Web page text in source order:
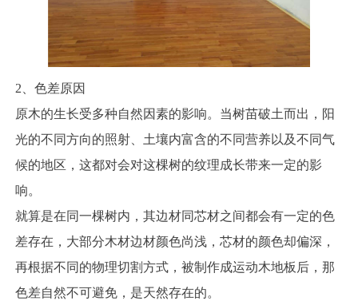
2、色差原因
原木的生长受多种自然因素的影响。当树苗破土而出，阳
光的不同方向的照射、土壤内富含的不同营养以及不同气
候的地区，这都对会对这棵树的纹理成长带来一定的影
响。
就算是在同一棵树内，其边材同芯材之间都会有一定的色
差存在，大部分木材边材颜色尚浅，芯材的颜色却偏深，
再根据不同的物理切割方式，被制作成运动木地板后，那
色差自然不可避免，是天然存在的。